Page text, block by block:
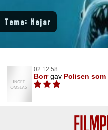
Tema: Hajar
02:12:58
Borrgav Polisen som